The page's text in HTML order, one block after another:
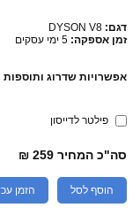
דגם: DYSON V8
זמן אספקה: 5 ימי עסקים
אפשרויות שדרוג ותוספות
פילטר לדייסון
סה"כ המחיר 259 ₪
הוסף לסל הזמן